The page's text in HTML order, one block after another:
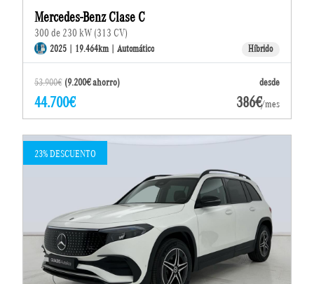
Mercedes-Benz Clase C
300 de 230 kW (313 CV)
2025 | 19.464km | Automático Híbrido
53.900€ (9.200€ ahorro) desde
44.700€ 386€/mes
23% DESCUENTO